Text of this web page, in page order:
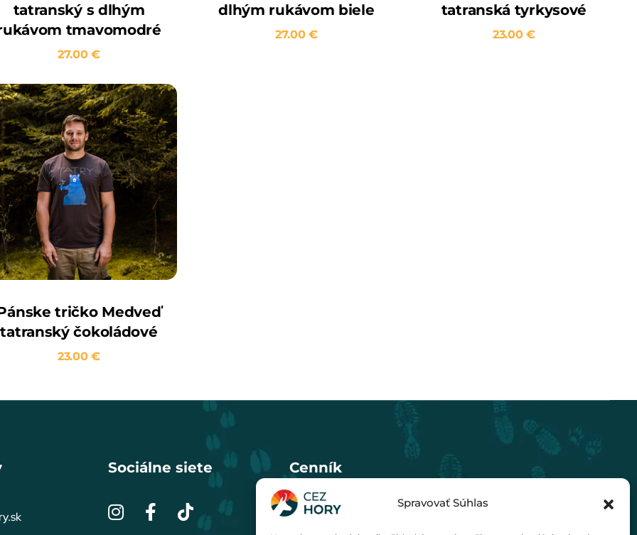
Spravovať Súhlas
tatranský s dlhým
tmavomodré
27.00€
dlhým rukávom biele
27.00€
tatranská tyrkysové
23.00€
tričko Medveď
tatranský čokoládové
23.00€
Sociálne siete Cenník